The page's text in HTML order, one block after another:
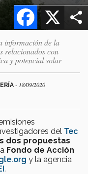
X
Facebook
información de la
relacionados con
y potencial solar
- 18/09/2020
del Tec
dos propuestas
Fondo de Acción
y la agencia
.